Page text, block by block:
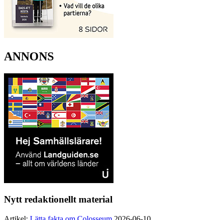
ANNONS
Nytt redaktionellt material